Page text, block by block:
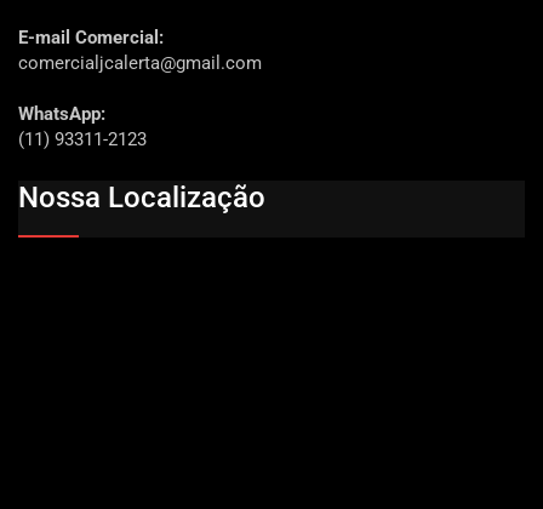
E-mail Comercial:
comercialjcalerta@gmail.com
WhatsApp:
(11) 93311-2123
Nossa Localização